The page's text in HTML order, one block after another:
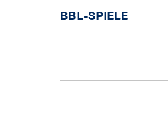
BBL-SPIELE